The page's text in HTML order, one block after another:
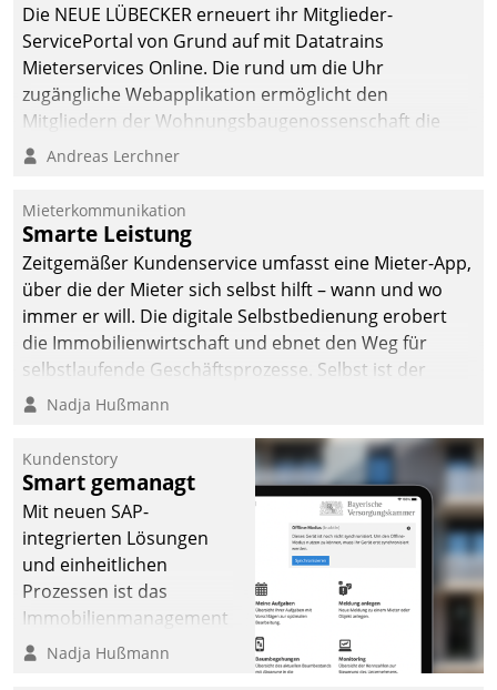
Die NEUE LÜBECKER erneuert ihr Mitglieder-
ServicePortal von Grund auf mit Datatrains
Mieterservices Online. Die rund um die Uhr
zugängliche Webapplikation ermöglicht den
Mitgliedern der Wohnungs­bau­genossenschaft die
Kontaktaufnahme per Smartphone, Tablet oder PC.
Andreas Lerchner
Mieterkommunikation
Smarte Leistung
Zeitgemäßer Kundenservice umfasst eine Mieter-App,
über die der Mieter sich selbst hilft – wann und wo
immer er will. Die digitale Selbstbedienung erobert
die Immobilienwirtschaft und ebnet den Weg für
selbstlaufende Geschäftsprozesse. Selbst ist der
Kunde und smart der Serviceanbieter.
Nadja Hußmann
Kundenstory
Smart gemanagt
Mit neuen SAP-
integrierten Lösungen
und einheitlichen
Prozessen ist das
Immobilienmanagement
der Bayerischen
Nadja Hußmann